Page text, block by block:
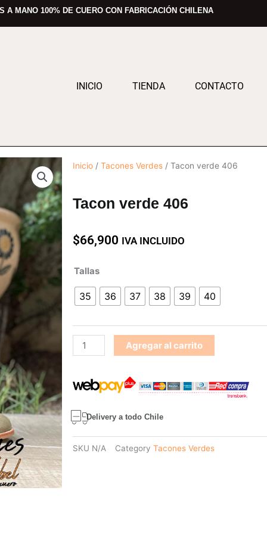
A MANO 100% DE CUERO CON FABRICACIÓN CHILENA
INICIO TIENDA CONTACTO
Inicio / Tacones Verdes / Tacon verde 406
Tacon verde 406
$66,900 IVA INCLUIDO
Tallas
35 36 37 38 39 40
Tacon
406
Agregar al carrito
Delivery a todo Chile
SKU N/A Category Tacones Verdes